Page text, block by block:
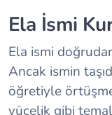
Ela İsmi
Ela ismi
Ancak ismin
öğretiyle
yücelik gibi